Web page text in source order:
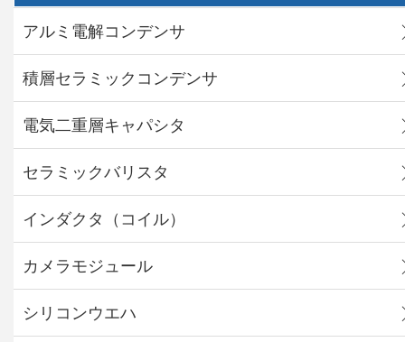
アルミ電解コンデンサ
積層セラミックコンデンサ
電気二重層キャパシタ
セラミックバリスタ
インダクタ（コイル）
カメラモジュール
シリコンウエハ